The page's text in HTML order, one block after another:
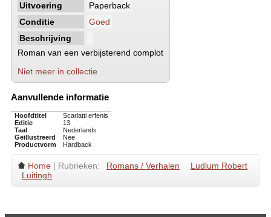
Uitvoering
Paperback
Conditie
Goed
Beschrijving
Roman van een verbijsterend complot
Niet meer in collectie
Aanvullende informatie
Hoofdtitel
Scarlatti erfenis
Editie
13
Taal
Nederlands
Geillustreerd
Nee
Productvorm
Hardback
Home | Rubrieken: Romans / Verhalen
Ludlum Robert
Luitingh